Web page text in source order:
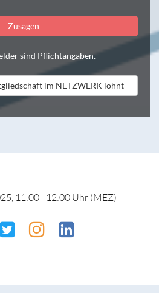
Zusagen
sind Pflichtangaben.
im NETZWERK lohnt
11:00 - 12:00 Uhr (MEZ)